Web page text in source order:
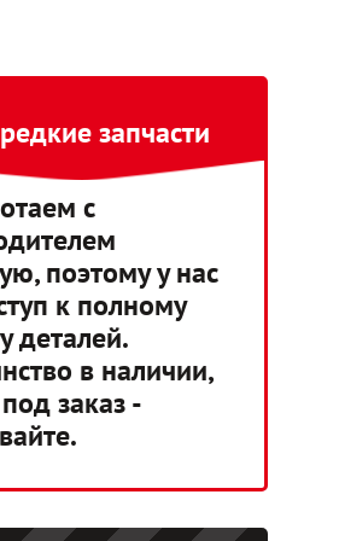
запчасти
с
поэтому у нас
к полному
деталей.
в наличии,
заказ -